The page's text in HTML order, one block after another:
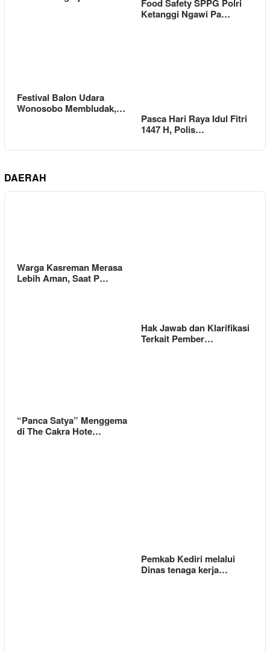
Food Safety SPPG Polri
Ketanggi Ngawi Pa…
Festival Balon Udara
Wonosobo Membludak,…
Pasca Hari Raya Idul Fitri
1447 H, Polis…
DAERAH
Warga Kasreman Merasa
Lebih Aman, Saat P…
Hak Jawab dan Klarifikasi
Terkait Pember…
“Panca Satya” Menggema
di The Cakra Hote…
Pemkab Kediri melalui
Dinas tenaga kerja…